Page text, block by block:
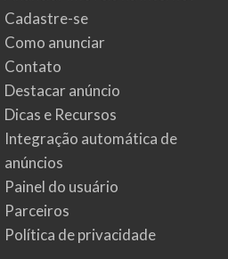
Cadastre-se
Como anunciar
Contato
Destacar anúncio
Dicas e Recursos
Integração automática de
anúncios
Painel do usuário
Parceiros
Política de privacidade